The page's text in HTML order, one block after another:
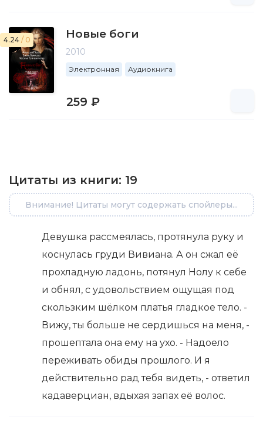
4.24 / 0 Новые боги
2010
Электронная Аудиокнига
259 ₽
Цитаты из книги: 19
Внимание! Цитаты могут содержать спойлеры...
Девушка рассмеялась, протянула руку и
коснулась груди Вивиана. А он сжал её
прохладную ладонь, потянул Нолу к себе
и обнял, с удовольствием ощущая под
скользким шёлком платья гладкое тело. -
Вижу, ты больше не сердишься на меня, -
прошептала она ему на ухо. - Надоело
переживать обиды прошлого. И я
действительно рад тебя видеть, - ответил
кадаверциан, вдыхая запах её волос.